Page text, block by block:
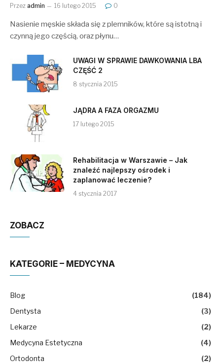
Przez admin 16 lutego 2015 0
Nasienie męskie składa się z plemników, które są istotną i
czynną jego częścią, oraz płynu…
UWAGI W SPRAWIE DAWKOWANIA LBA
CZĘŚĆ 2
8 stycznia 2015
JĄDRA A FAZA ORGAZMU
17 lutego 2015
Rehabilitacja w Warszawie – Jak
znaleźć najlepszy ośrodek i
zaplanować leczenie?
4 stycznia 2017
ZOBACZ
KATEGORIE – MEDYCYNA
Blog
(184)
Dentysta
(3)
Lekarze
(2)
Medycyna Estetyczna
(4)
Ortodonta
(2)